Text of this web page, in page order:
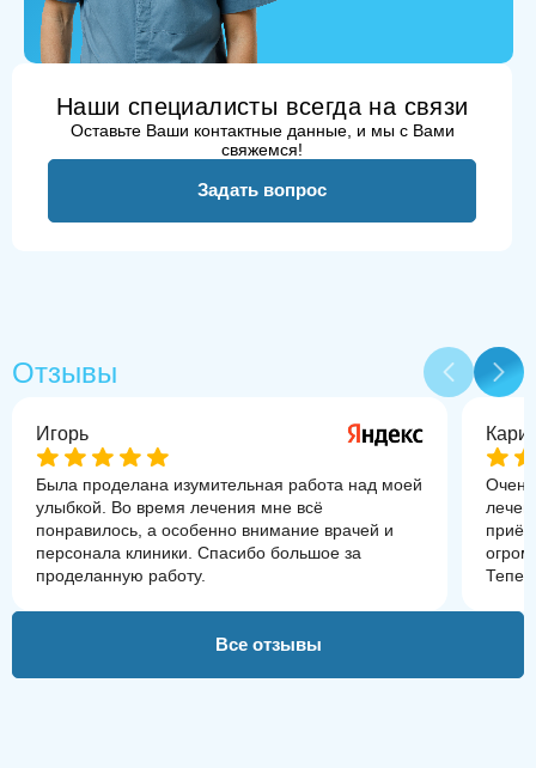
Наши специалисты всегда на связи
Оставьте Ваши контактные данные, и мы с Вами
свяжемся!
Задать вопрос
Отзывы
Игорь
Была проделана изумительная работа над моей
улыбкой. Во время лечения мне всё
понравилось, а особенно внимание врачей и
персонала клиники. Спасибо большое за
проделанную работу.
Все отзывы